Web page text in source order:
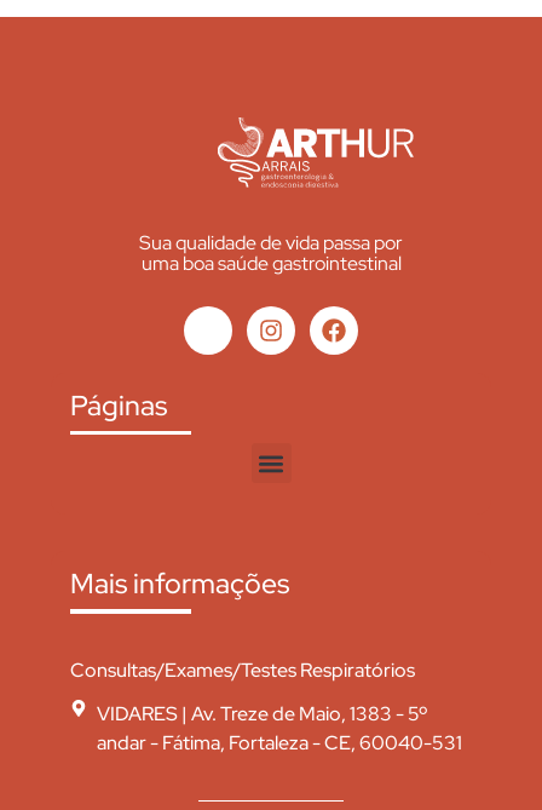
Sua qualidade de vida passa por
uma boa saúde gastrointestinal
Páginas
Mais informações
Consultas/Exames/Testes Respiratórios
VIDARES | Av. Treze de Maio, 1383 - 5º
andar - Fátima, Fortaleza - CE, 60040-531